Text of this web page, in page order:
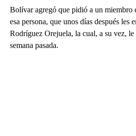
Bolívar agregó que pidió a un miembro
esa persona, que unos días después les
Rodríguez Orejuela, la cual, a su vez, le
semana pasada.